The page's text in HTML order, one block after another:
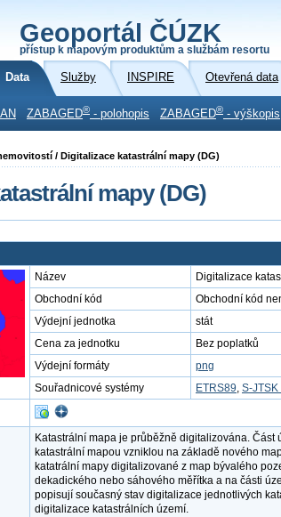
Geoportál ČÚZK
přístup k mapovým produktům a službám resortu
Data Služby INSPIRE Otevřená data
ZABAGED® - polohopis ZABAGED® - výškopis
/ Digitalizace katastrální mapy (DG)
mapy (DG)
Název
Digitalizace
Obchodní kód
Obchodní kód
Výdejní jednotka
stát
Cena za jednotku
Bez poplatků
Výdejní formáty
png
Souřadnicové systémy
ETRS89, S-JTSK
Katastrální mapa je průběžně digitalizována. Část
katastrální mapou vzniklou na základě nového
katatrální mapy digitalizované z map bývalého
dekadického nebo sáhového měřítka a na části
popisují současný stav digitalizace jednotlivých
digitalizace katastrálních území.